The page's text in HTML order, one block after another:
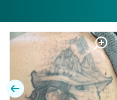
Previa